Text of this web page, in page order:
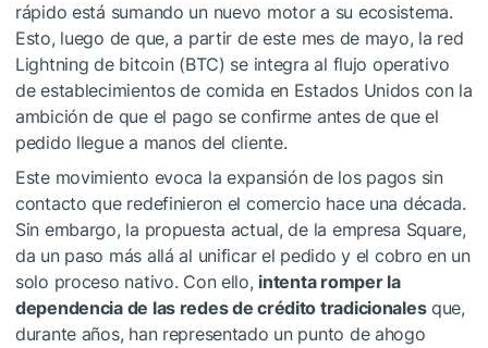
rápido está sumando un nuevo motor a su ecosistema.
Esto, luego de que, a partir de este mes de mayo, la red
Lightning de bitcoin (BTC) se integra al flujo operativo
de establecimientos de comida en Estados Unidos con la
ambición de que el pago se confirme antes de que el
pedido llegue a manos del cliente.
Este movimiento evoca la expansión de los pagos sin
contacto que redefinieron el comercio hace una década.
Sin embargo, la propuesta actual, de la empresa Square,
da un paso más allá al unificar el pedido y el cobro en un
solo proceso nativo. Con ello, intenta romper la
dependencia de las redes de crédito tradicionalesque,
durante años, han representado un punto de ahogo